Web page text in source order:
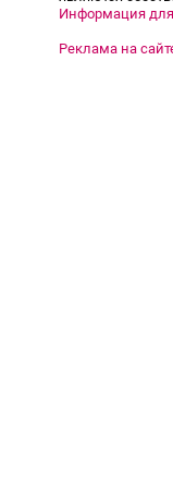
Информация
Реклама на